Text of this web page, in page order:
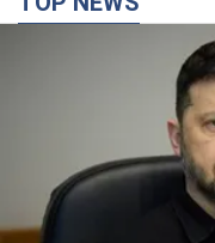
Украина будет
установки
Зеленский
Глава государства
5.08.2026 18:04 136,8 т.